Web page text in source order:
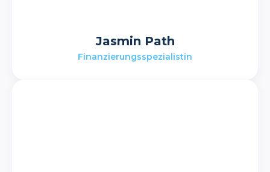
Jasmin Path
Finanzierungsspezialistin